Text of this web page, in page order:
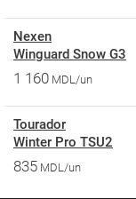
Nexen
Winguard Snow G3
1 160 MDL/un
Tourador
Winter Pro TSU2
835 MDL/un